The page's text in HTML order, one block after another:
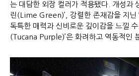
는 대담한 외장 컬러가 적용됐다. 개성과
린(Lime Green)’, 강렬한 존재감을 지닌
독특한 매력과 신비로운 깊이감을 느낄 수
(Tucana Purple)’은 화려하고 역동적인